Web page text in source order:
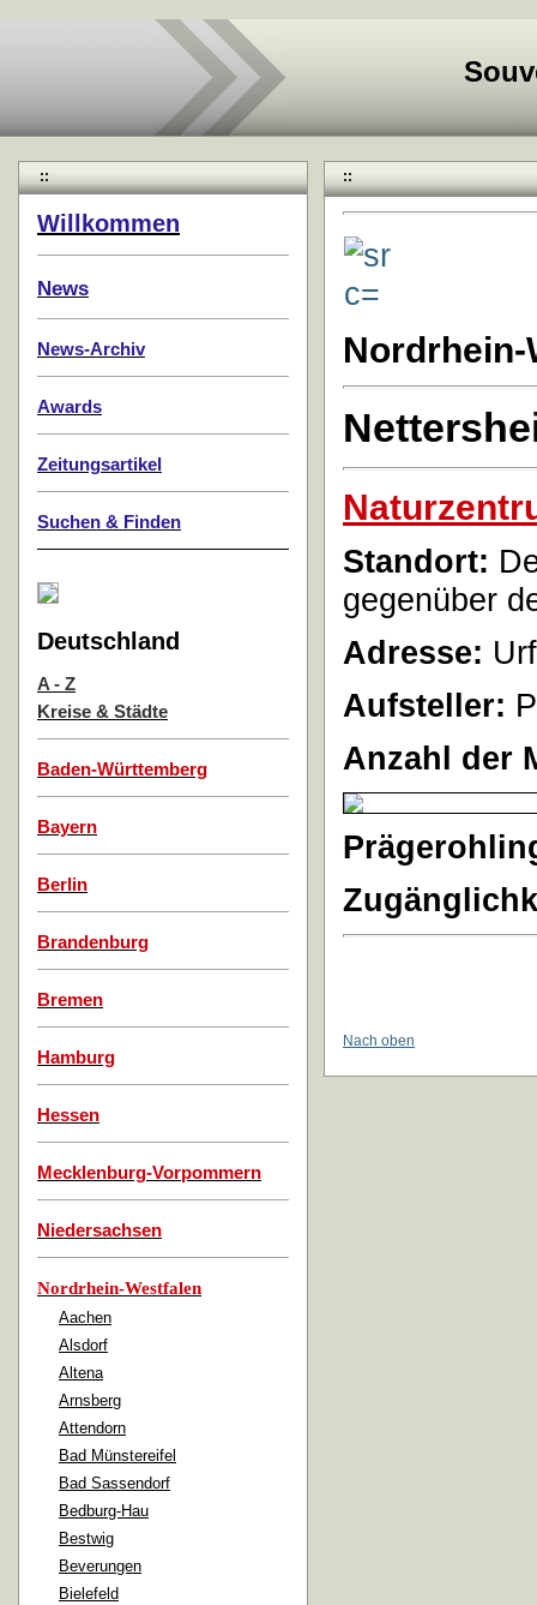
::
Willkommen
News
News-Archiv
Awards
Zeitungsartikel
Suchen & Finden
Deutschland
A - Z
Kreise & Städte
Baden-Württemberg
Bayern
Berlin
Brandenburg
Bremen
Hamburg
Hessen
Mecklenburg-Vorpommern
Niedersachsen
Nordrhein-Westfalen
Aachen
Alsdorf
Altena
Arnsberg
Attendorn
Bad Münstereifel
Bad Sassendorf
Bedburg-Hau
Bestwig
Beverungen
Bielefeld
::
Nordrhein-
Standort:
gegenüber
Adresse:
Aufsteller:
Anzahl der
Nach oben